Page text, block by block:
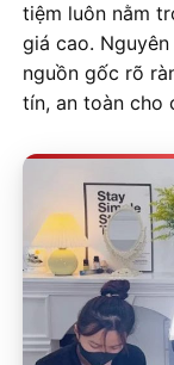
tiệm luôn nằm
giá cao.
nguồn gốc rõ
tín, an toàn cho